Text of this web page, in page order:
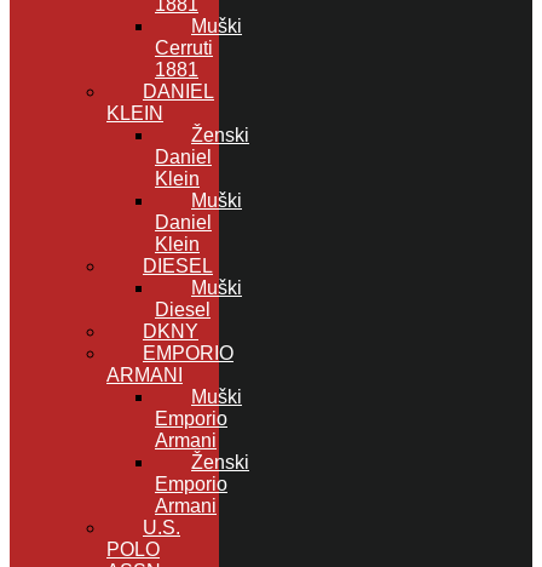
Muški
Cerruti
1881
DANIEL
KLEIN
Ženski
Daniel
Klein
Muški
Daniel
Klein
DIESEL
Muški
Diesel
DKNY
EMPORIO
ARMANI
Muški
Emporio
Armani
Ženski
Emporio
Armani
U.S.
POLO